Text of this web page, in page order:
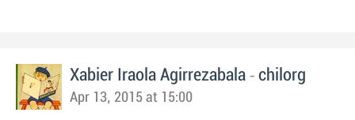
Xabier Iraola Agirrezabala - chilorg
Apr 13, 2015 at 15:00